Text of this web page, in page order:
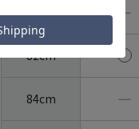
80cm ―
82cm
84cm ―